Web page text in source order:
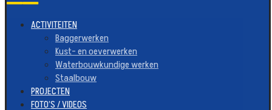
ACTIVITEITEN
Baggerwerken
Kust- en oeverwerken
Waterbouwkundige werken
Staalbouw
PROJECTEN
FOTO’S / VIDEOS